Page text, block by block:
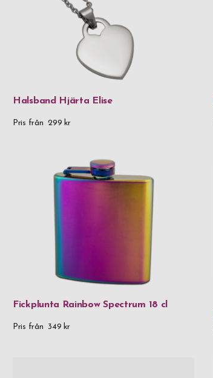
BPA-fri plast
Läder & rostfritt stål
Metall & kristaller
Munblåst glas & stål
Halsband Hjärta Elise
Pris från 299 kr
Fickplunta Rainbow Spectrum 18 cl
Pris från 349 kr